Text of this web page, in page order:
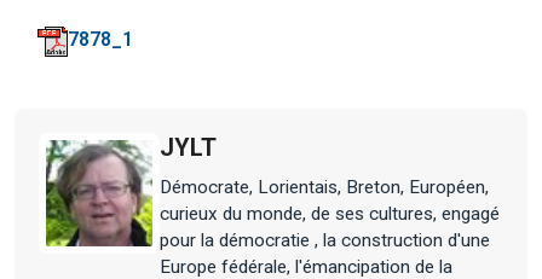
7878_1
JYLT
Démocrate, Lorientais, Breton, Européen,
curieux du monde, de ses cultures, engagé
pour la démocratie , la construction d'une
Europe fédérale, l'émancipation de la